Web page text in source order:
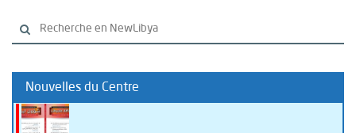
Nouvelles du Centre